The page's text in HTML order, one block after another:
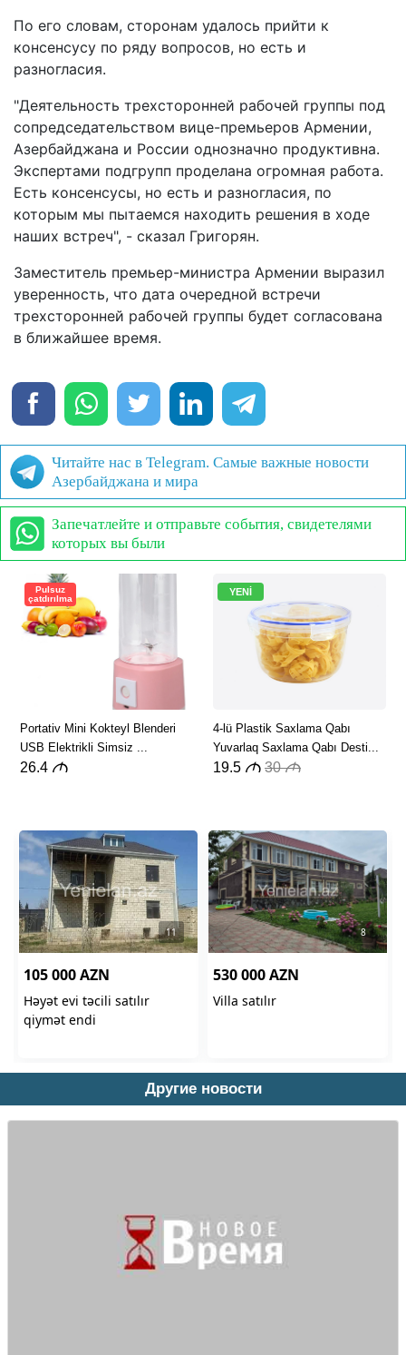
По его словам, сторонам удалось прийти к
консенсусу по ряду вопросов, но есть и
разногласия.
"Деятельность трехсторонней рабочей группы под
сопредседательством вице-премьеров Армении,
Азербайджана и России однозначно продуктивна.
Экспертами подгрупп проделана огромная работа.
Есть консенсусы, но есть и разногласия, по
которым мы пытаемся находить решения в ходе
наших встреч", - сказал Григорян.
Заместитель премьер-министра Армении выразил
уверенность, что дата очередной встречи
трехсторонней рабочей группы будет согласована
в ближайшее время.
Читайте нас в Telegram. Самые важные новости
Азербайджана и мира
Запечатлейте и отправьте события, свидетелями
которых вы были
Другие новости